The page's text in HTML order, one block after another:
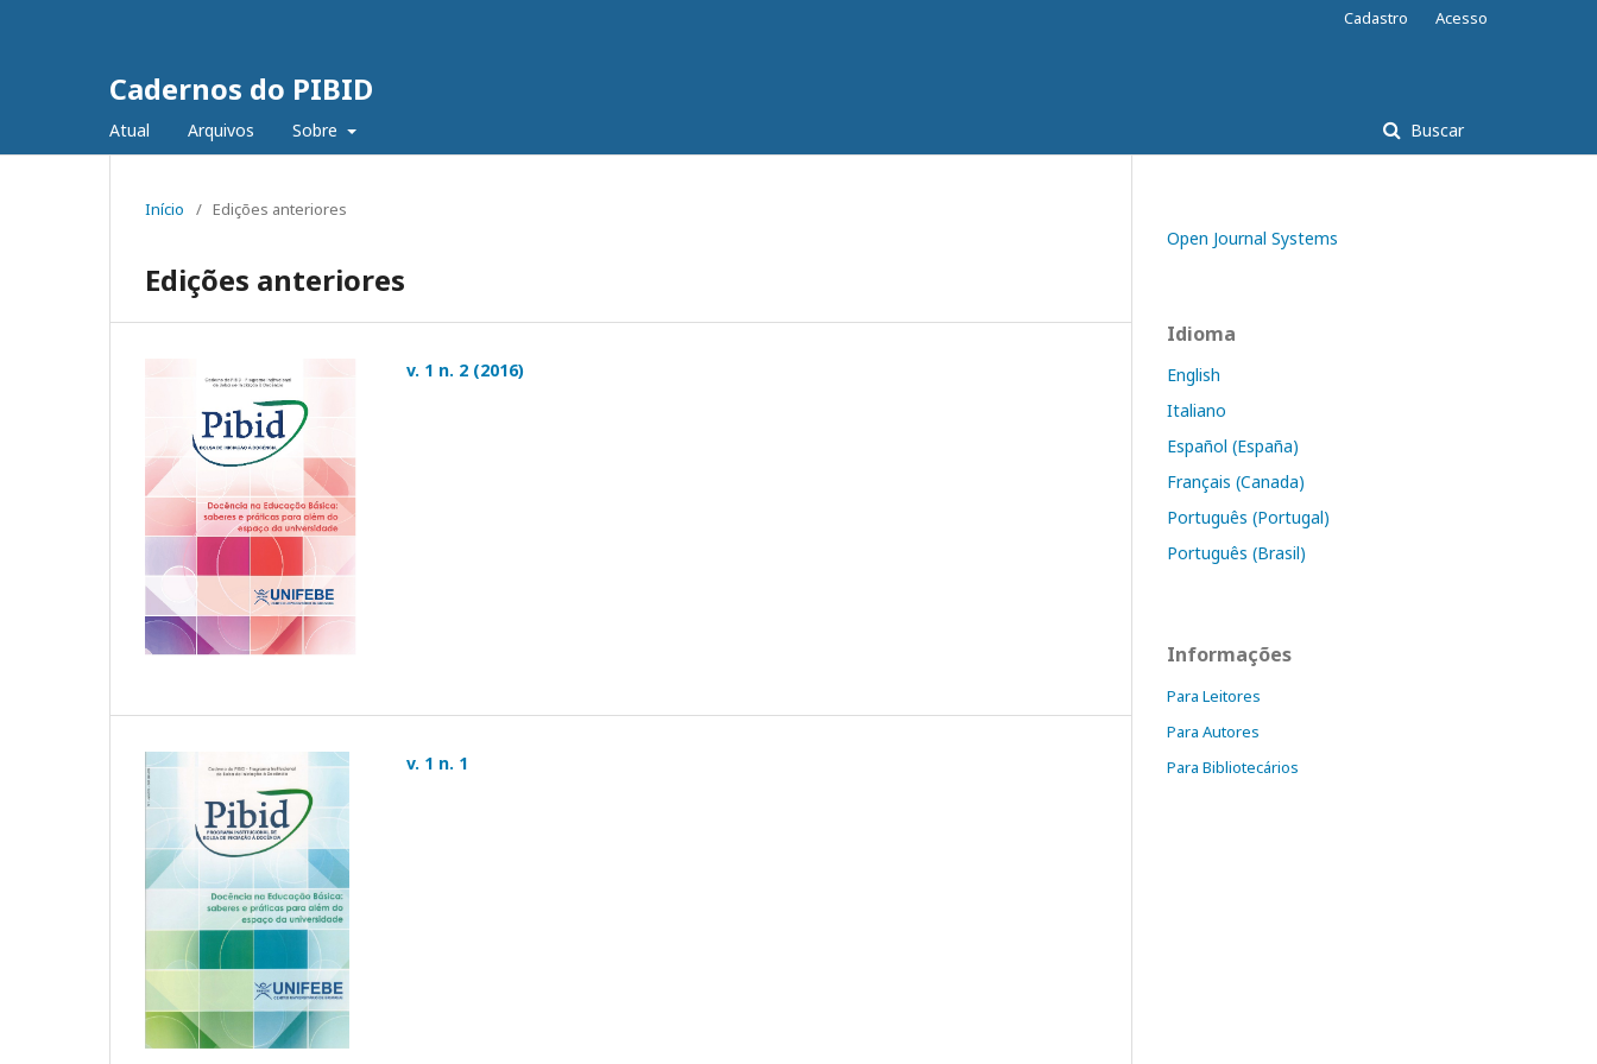
Cadernos do PIBID
Atual Arquivos Sobre Buscar
Cadastro Acesso
Início / Edições anteriores
Edições anteriores
v. 1 n. 2 (2016)
v. 1 n. 1
Open Journal Systems
Idioma
English
Italiano
Español (España)
Français (Canada)
Português (Portugal)
Português (Brasil)
Informações
Para Leitores
Para Autores
Para Bibliotecários